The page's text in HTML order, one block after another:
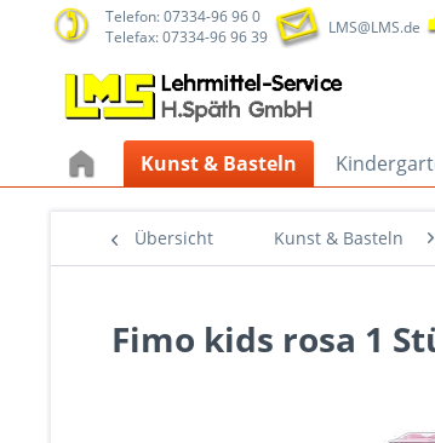
Telefon: 07334-96 96 0
Telefax: 07334-96 96 39
LMS@LMS.de
Kunst & Basteln
Übersicht Kunst & Basteln
Fimo kids rosa 1